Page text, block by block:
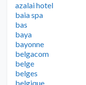
azalai hotel
baia spa
bas
baya
bayonne
belgacom
belge
belges
belgique